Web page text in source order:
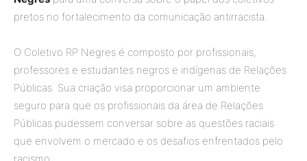
pretos no fortalecimento da comunicação antirracista.
O Coletivo RP Negres é composto por profissionais,
professores e estudantes negros e indígenas de Relações
Públicas. Sua criação visa proporcionar um ambiente
seguro para que os profissionais da área de Relações
Públicas pudessem conversar sobre as questões raciais
que envolvem o mercado e os desafios enfrentados pelo